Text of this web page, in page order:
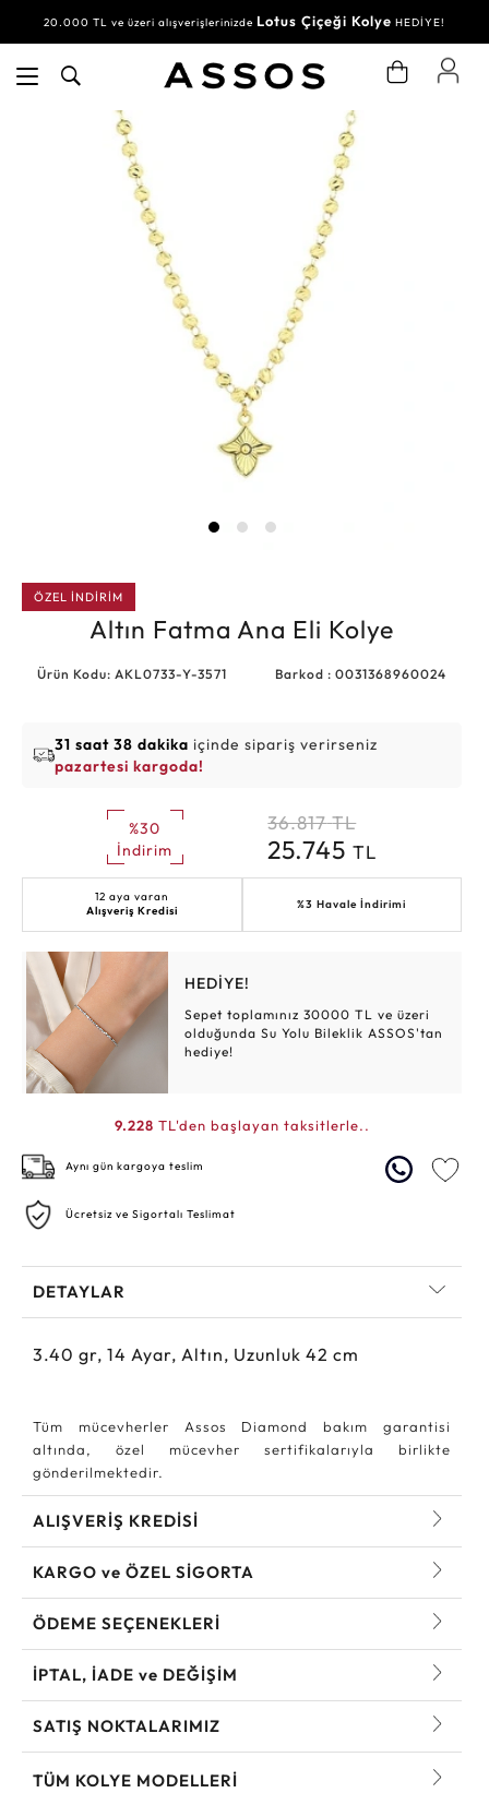
20.000 TL ve üzeri alışverişlerinizde Lotus Çiçeği Kolye HEDİYE!
ÖZEL İNDİRİM
Altın Fatma Ana Eli Kolye
Ürün Kodu: AKL0733-Y-3571 Barkod : 0031368960024
31 saat 38 dakika içinde sipariş verirseniz
pazartesi kargoda!
%30
İndirim
36.817 TL
25.745TL
12 aya varan
Alışveriş Kredisi
%3 Havale İndirimi
HEDİYE!
Sepet toplamınız 30000 TL ve üzeri
olduğunda Su Yolu Bileklik ASSOS'tan
hediye!
9.228 TL'den başlayan taksitlerle..
Aynı gün kargoya teslim
Ücretsiz ve Sigortalı Teslimat
DETAYLAR
3.40 gr, 14 Ayar, Altın, Uzunluk 42 cm
Tüm mücevherler Assos Diamond bakım garantisi
altında, özel mücevher sertifikalarıyla birlikte
gönderilmektedir.
ALIŞVERİŞ KREDİSİ
KARGO ve ÖZEL SİGORTA
ÖDEME SEÇENEKLERİ
İPTAL, İADE ve DEĞİŞİM
SATIŞ NOKTALARIMIZ
TÜM KOLYE MODELLERI